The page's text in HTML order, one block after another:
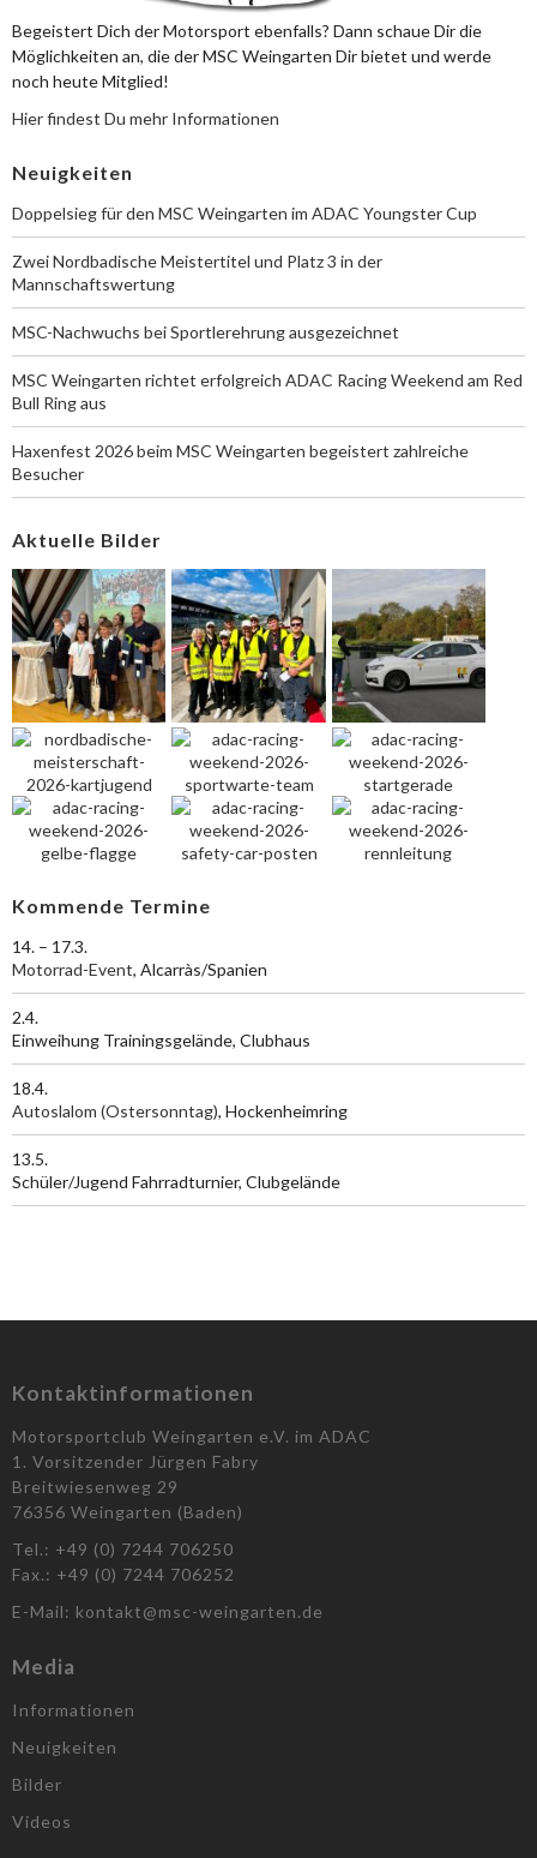
Begeistert Dich der Motorsport ebenfalls? Dann schaue Dir die
Möglichkeiten an, die der MSC Weingarten Dir bietet und werde
noch heute Mitglied!
Hier findest Du mehr Informationen
Neuigkeiten
Doppelsieg für den MSC Weingarten im ADAC Youngster Cup
Zwei Nordbadische Meistertitel und Platz 3 in der
Mannschaftswertung
MSC-Nachwuchs bei Sportlerehrung ausgezeichnet
MSC Weingarten richtet erfolgreich ADAC Racing Weekend am Red
Bull Ring aus
Haxenfest 2026 beim MSC Weingarten begeistert zahlreiche
Besucher
Aktuelle Bilder
Kommende Termine
14. – 17.3.
Motorrad-Event, Alcarràs/Spanien
2.4.
Einweihung Trainingsgelände, Clubhaus
18.4.
Autoslalom (Ostersonntag), Hockenheimring
13.5.
Schüler/Jugend Fahrradturnier, Clubgelände
Kontaktinformationen
Motorsportclub Weingarten e.V. im ADAC
1. Vorsitzender Jürgen Fabry
Breitwiesenweg 29
76356 Weingarten (Baden)
Tel.: +49 (0) 7244 706250
Fax.: +49 (0) 7244 706252
E-Mail: kontakt@msc-weingarten.de
Media
Informationen
Neuigkeiten
Bilder
Videos